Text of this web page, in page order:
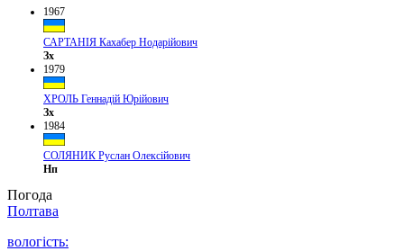
1967
САРТАНІЯ Кахабер Нодарійович
Зх
1979
ХРОЛЬ Геннадій Юрійович
Зх
1984
СОЛЯНИК Руслан Олексійович
Нп
Погода
Полтава
вологість: